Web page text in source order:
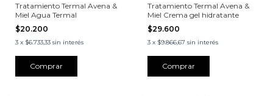
Tratamiento Termal Avena &
Miel Agua Termal
$20.200
3 x $6.733,33 sin interés
Tratamiento Termal Avena &
Miel Crema gel hidratante
$29.600
3 x $9.866,67 sin interés